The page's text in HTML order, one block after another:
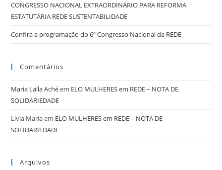
CONGRESSO NACIONAL EXTRAORDINÁRIO PARA REFORMA
ESTATUTÁRIA REDE SUSTENTABILIDADE
Confira a programação do 6º Congresso Nacional da REDE
Comentários
Maria Lalla Achéem ELO MULHERES em REDE – NOTA DE
SOLIDARIEDADE
Livia Mariaem ELO MULHERES em REDE – NOTA DE
SOLIDARIEDADE
Arquivos